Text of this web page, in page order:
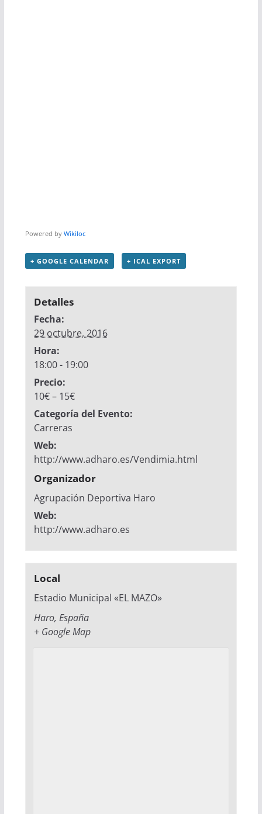
Powered by Wikiloc
+ GOOGLE CALENDAR + ICAL EXPORT
Detalles
Fecha:
29 octubre, 2016
Hora:
18:00 - 19:00
Precio:
10€ – 15€
Categoría del Evento:
Carreras
Web:
http://www.adharo.es/Vendimia.html
Organizador
Agrupación Deportiva Haro
Web:
http://www.adharo.es
Local
Estadio Municipal «EL MAZO»
Haro, España
+ Google Map